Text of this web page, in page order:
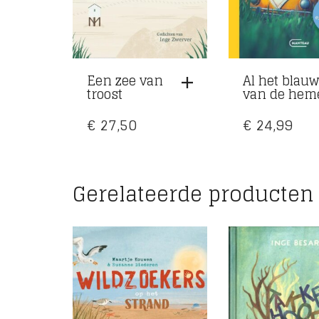
Een zee van
troost
€ 27,50
Al het blauw
van de
€ 24,99
Gerelateerde producten